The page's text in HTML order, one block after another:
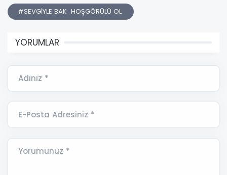
#SEVGİYLE BAK HOŞGÖRÜLÜ OL
YORUMLAR
Adınız *
E-Posta Adresiniz *
Yorumunuz *